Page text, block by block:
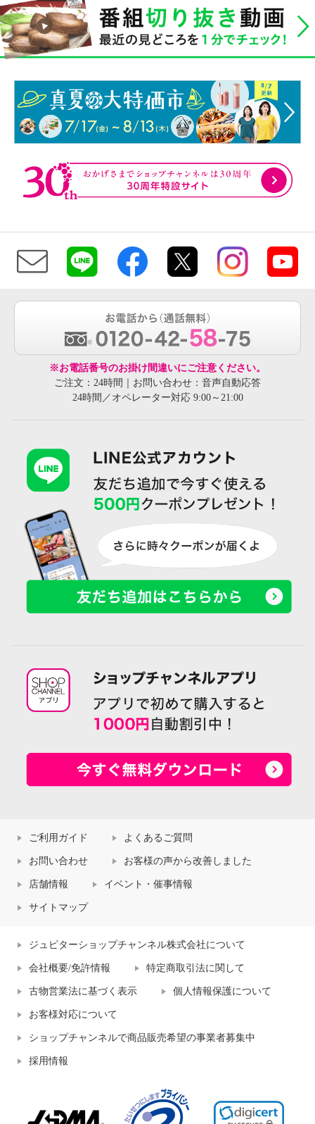
※お電話番号のお掛け間違いにご注意ください。
ご注文：24時間｜お問い合わせ：音声自動応答
24時間／オペレーター対応 9:00～21:00
ご利用ガイド よくあるご質問
お問い合わせ お客様の声から改善しました
店舗情報 イベント・催事情報
サイトマップ
ジュピターショップチャンネル株式会社について
会社概要/免許情報 特定商取引法に関して
古物営業法に基づく表示 個人情報保護について
お客様対応について
ショップチャンネルで商品販売希望の事業者募集中
採用情報